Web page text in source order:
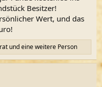
Besitzer!
Wert, und das
und eine weitere Person